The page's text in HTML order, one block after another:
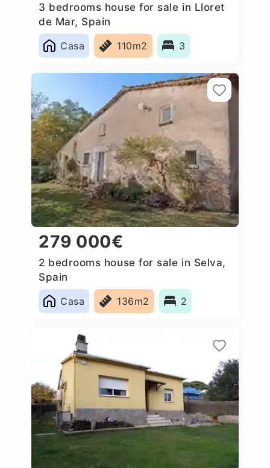
3 bedrooms house for sale in Lloret
de Mar, Spain
Casa
110m2 3
279 000€
2 bedrooms house for sale in Selva,
Spain
Casa
136m2 2